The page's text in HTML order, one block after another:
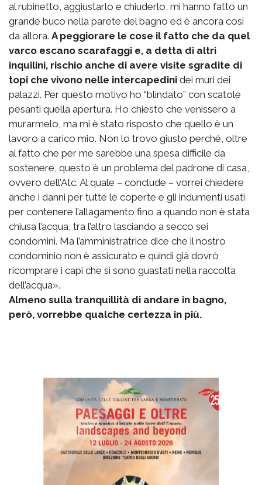
al rubinetto, aggiustarlo e chiuderlo, mi hanno fatto un
grande buco nella parete del bagno ed è ancora così
da allora. A peggiorare le cose il fatto che da quel
varco escano scarafaggi e, a detta di altri
inquilini, rischio anche di avere visite sgradite di
topi che vivono nelle intercapedini dei muri dei
palazzi. Per questo motivo ho “blindato” con scatole
pesanti quella apertura. Ho chiesto che venissero a
murarmelo, ma mi è stato risposto che quello è un
lavoro a carico mio. Non lo trovo giusto perché, oltre
al fatto che per me sarebbe una spesa difficile da
sostenere, questo è un problema del padrone di casa,
ovvero dell’Atc. Al quale – conclude – vorrei chiedere
anche i danni per tutte le coperte e gli indumenti usati
per contenere l’allagamento fino a quando non è stata
chiusa l’acqua, tra l’altro lasciando a secco sei
condomini. Ma l’amministratrice dice che il nostro
condominio non è assicurato e quindi già dovrò
ricomprare i capi che si sono guastati nella raccolta
dell’acqua».
Almeno sulla tranquillità di andare in bagno,
però, vorrebbe qualche certezza in più.